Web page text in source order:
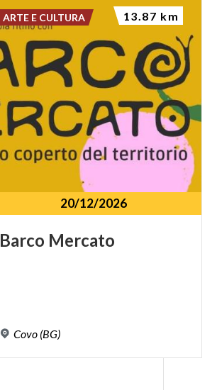
20/12/2026
Barco Mercato
Covo (BG)
ARTE E CULTURA 13.87 km